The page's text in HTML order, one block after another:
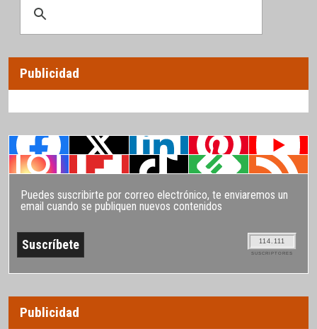
Publicidad
Puedes suscribirte por correo electrónico, te enviaremos un
email cuando se publiquen nuevos contenidos
114.111
SUSCRIPTORES
Publicidad